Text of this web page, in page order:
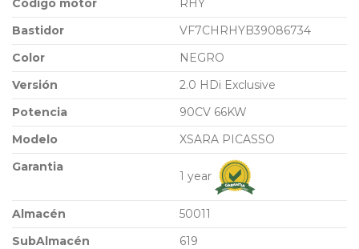
Código motor
RHY
Bastidor
VF7CHRHYB39086734
Color
NEGRO
Versión
2.0 HDi Exclusive
Potencia
90CV 66KW
Modelo
XSARA PICASSO
Garantia
1 year
Almacén
50011
SubAlmacén
619